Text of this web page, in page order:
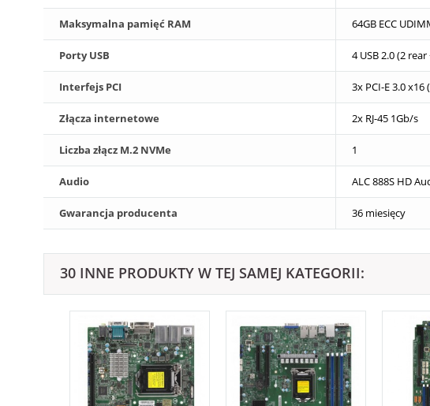
Maksymalna pamięć RAM 64GB ECC
Porty USB 4 USB 2.0 (2
Interfejs PCI 3x PCI-E 3.0
Złącza internetowe 2x RJ-45 1Gb/s
Liczba złącz M.2 NVMe 1
Audio ALC 888S HD
Gwarancja producenta 36 miesięcy
30 INNE PRODUKTY W TEJ SAMEJ KATEGORII: